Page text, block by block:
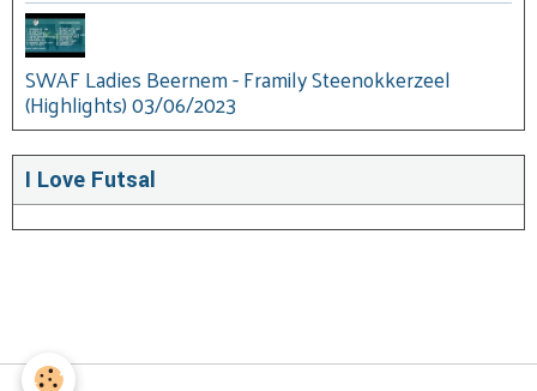
SWAF Ladies Beernem - Framily Steenokkerzeel
(Highlights) 03/06/2023
I Love Futsal